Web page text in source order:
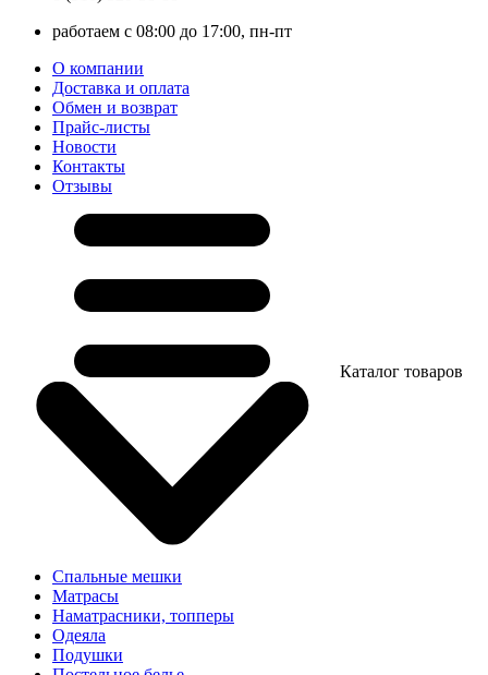
работаем с 08:00 до 17:00, пн-пт
О компании
Доставка и оплата
Обмен и возврат
Прайс-листы
Новости
Контакты
Отзывы
Каталог товаров
Спальные мешки
Матрасы
Наматрасники, топперы
Одеяла
Подушки